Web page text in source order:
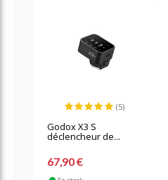
(5)
Godox X3 S
déclencheur de...
67,90 €